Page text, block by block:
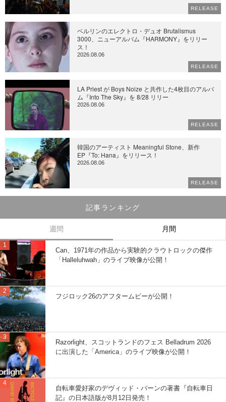
RELEASE
ベルリンのエレクトロ・デュオ Brutalismus
3000、ニューアルバム『HARMONY』をリリー
ス！
2026.08.06
RELEASE
LA Priest が Boys Noize と共作した4枚目のアルバ
ム『Into The Sky』を 8/28 リリー
2026.08.06
RELEASE
韓国のアーティスト Meaningful Stone、新作
EP『To: Hana』をリリース！
2026.08.06
RELEASE
記事ランキング
週間 月間
Can、1971年の作品から実験的クラウトロックの傑作
「Halleluhwah」のライブ映像が公開！
フジロック26のアフタームビーが公開！
Razorlight、スコットランドのフェス Belladrum 2026
に出演した「America」のライブ映像が公開！
自転車愛好家のデヴィッド・バーンの著書『自転車日
記』の日本語版が8月12日発売！